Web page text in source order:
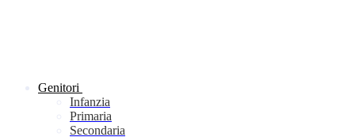
Genitori
Infanzia
Primaria
Secondaria